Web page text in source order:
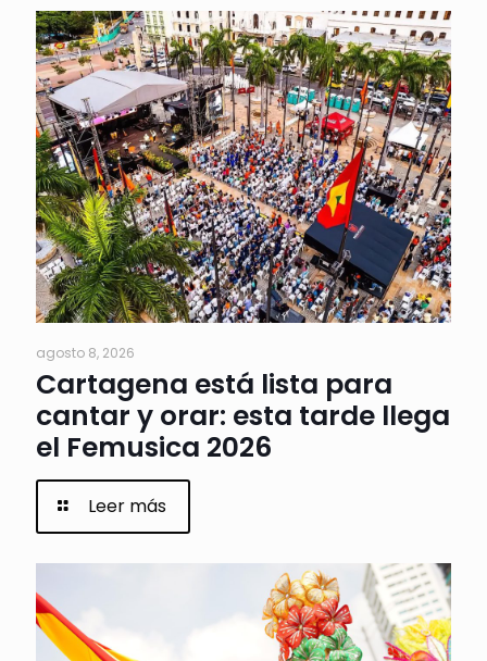
agosto 8, 2026
Cartagena está lista para
cantar y orar: esta tarde llega
el Femusica 2026
Leer más